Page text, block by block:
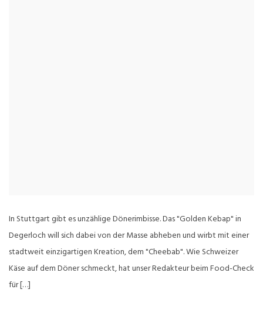
In Stuttgart gibt es unzählige Dönerimbisse. Das "Golden Kebap" in
Degerloch will sich dabei von der Masse abheben und wirbt mit einer
stadtweit einzigartigen Kreation, dem "Cheebab". Wie Schweizer
Käse auf dem Döner schmeckt, hat unser Redakteur beim Food-Check
für […]